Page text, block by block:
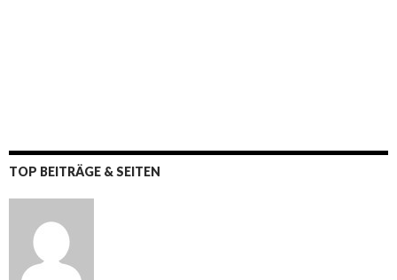
TOP BEITRÄGE & SEITEN